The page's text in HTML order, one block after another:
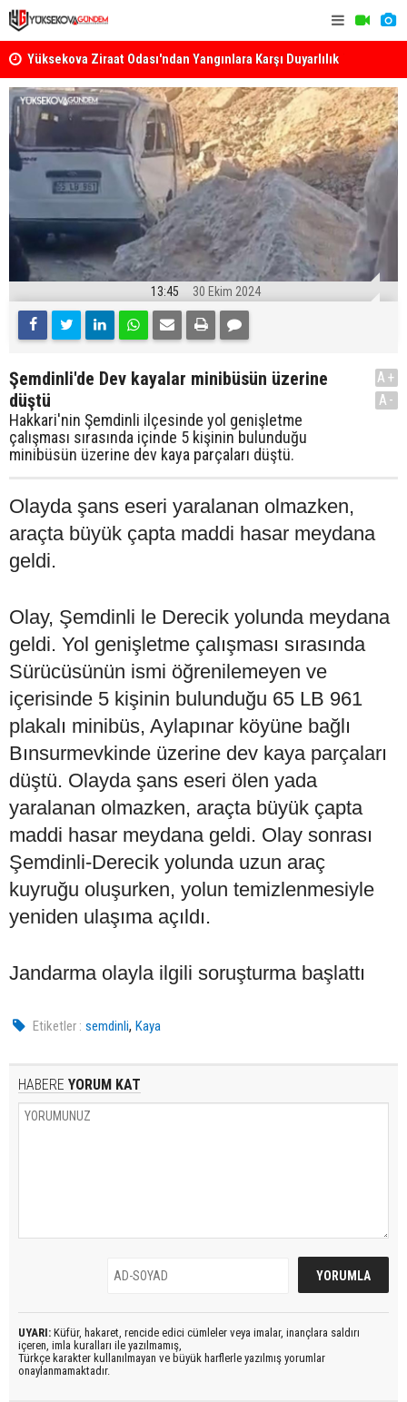
Yüksekova Ziraat Odası'ndan Yangınlara Karşı Duyarlılık
Çağrısı
13:45 30 Ekim 2024
Şemdinli'de Dev kayalar minibüsün üzerine
düştü
Hakkari'nin Şemdinli ilçesinde yol genişletme
çalışması sırasında içinde 5 kişinin bulunduğu
minibüsün üzerine dev kaya parçaları düştü.
A+
A-
Olayda şans eseri yaralanan olmazken,
araçta büyük çapta maddi hasar meydana
geldi.
Olay, Şemdinli le Derecik yolunda meydana
geldi. Yol genişletme çalışması sırasında
Sürücüsünün ismi öğrenilemeyen ve
içerisinde 5 kişinin bulunduğu 65 LB 961
plakalı minibüs, Aylapınar köyüne bağlı
Bınsurmevkinde üzerine dev kaya parçaları
düştü. Olayda şans eseri ölen yada
yaralanan olmazken, araçta büyük çapta
maddi hasar meydana geldi. Olay sonrası
Şemdinli-Derecik yolunda uzun araç
kuyruğu oluşurken, yolun temizlenmesiyle
yeniden ulaşıma açıldı.
Jandarma olayla ilgili soruşturma başlattı
Etiketler : semdinli,Kaya
HABERE YORUM KAT
UYARI: Küfür, hakaret, rencide edici cümleler veya imalar, inançlara saldırı
içeren, imla kuralları ile yazılmamış,
Türkçe karakter kullanılmayan ve büyük harflerle yazılmış yorumlar
onaylanmamaktadır.